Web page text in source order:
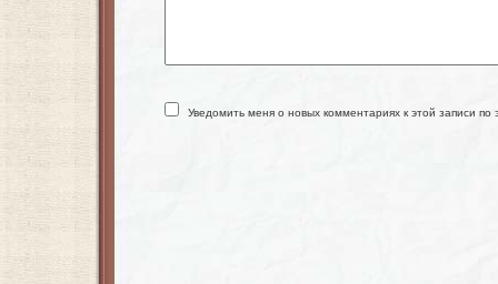
Уведомить меня о новых комментариях к этой записи по